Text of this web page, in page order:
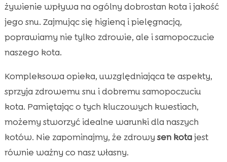
żywienie wpływa na ogólny dobrostan kota i jakość
jego snu. Zajmując się higieną i pielęgnacją,
poprawiamy nie tylko zdrowie, ale i samopoczucie
naszego kota.
Kompleksowa opieka, uwzględniająca te aspekty,
sprzyja zdrowemu snu i dobremu samopoczuciu
kota. Pamiętając o tych kluczowych kwestiach,
możemy stworzyć idealne warunki dla naszych
kotów. Nie zapominajmy, że zdrowy sen kotajest
równie ważny co nasz własny.